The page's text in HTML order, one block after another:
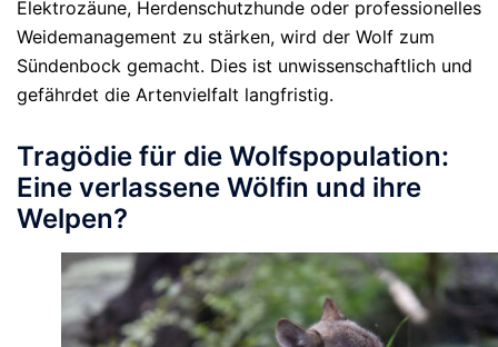
Elektrozäune, Herdenschutzhunde oder professionelles
Weidemanagement zu stärken, wird der Wolf zum
Sündenbock gemacht. Dies ist unwissenschaftlich und
gefährdet die Artenvielfalt langfristig.
Tragödie für die Wolfspopulation:
Eine verlassene Wölfin und ihre
Welpen?